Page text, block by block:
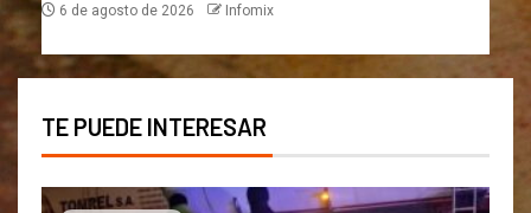
6 de agosto de 2026 Infomix
TE PUEDE INTERESAR